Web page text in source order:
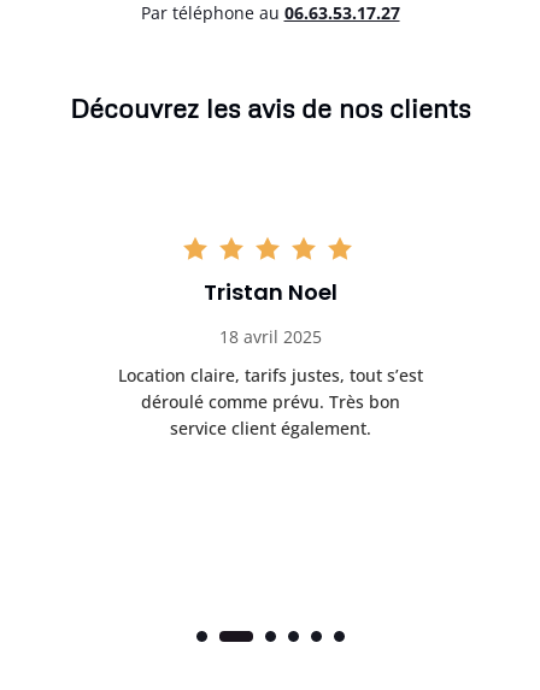
Par téléphone au 06.63.53.17.27
Découvrez les avis de nos clients
Tristan Noel
18 avril 2025
Location claire, tarifs justes, tout s’est
déroulé comme prévu. Très bon
service client également.